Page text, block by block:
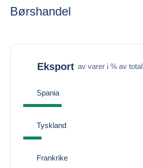
Børshandel
Eksport av varer i % av total
Spania
Tyskland
Frankrike